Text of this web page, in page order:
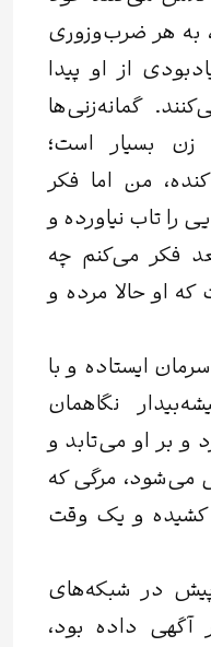
به هر ضرب‌و‌زوری
از او پیدا
گمانه‌زنی‌ها
زن بسیار است؛
من اما فکر
را تاب نیاورده و
فکر می‌کنم چه
او حالا مرده و
ایستاده و با
نگاهمان
بر او می‌تابد و
می‌شود، مرگی که
کشیده و یک وقت
در شبکه‌های
آگهی داده بود،